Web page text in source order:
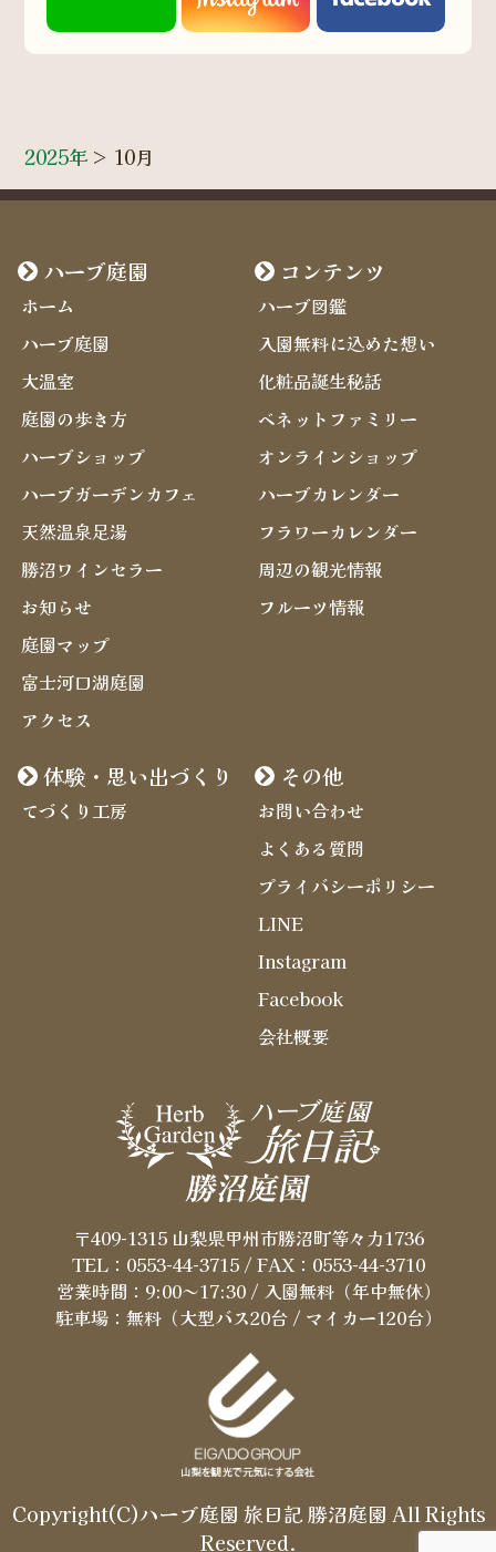
2025年 > 10月
ハーブ庭園
ホーム
ハーブ庭園
大温室
庭園の歩き方
ハーブショップ
ハーブガーデンカフェ
天然温泉足湯
勝沼ワインセラー
お知らせ
庭園マップ
富士河口湖庭園
アクセス
コンテンツ
ハーブ図鑑
入園無料に込めた想い
化粧品誕生秘話
ベネットファミリー
オンラインショップ
ハーブカレンダー
フラワーカレンダー
周辺の観光情報
フルーツ情報
体験・思い出づくり
てづくり工房
その他
お問い合わせ
よくある質問
プライバシーポリシー
LINE
Instagram
Facebook
会社概要
〒409-1315 山梨県甲州市勝沼町等々力1736
TEL：0553-44-3715/ FAX：0553-44-3710
営業時間：9:00～17:30 / 入園無料（年中無休）
駐車場：無料（大型バス20台 / マイカー120台）
Copyright(C)ハーブ庭園 旅日記 勝沼庭園 All Rights
Reserved.